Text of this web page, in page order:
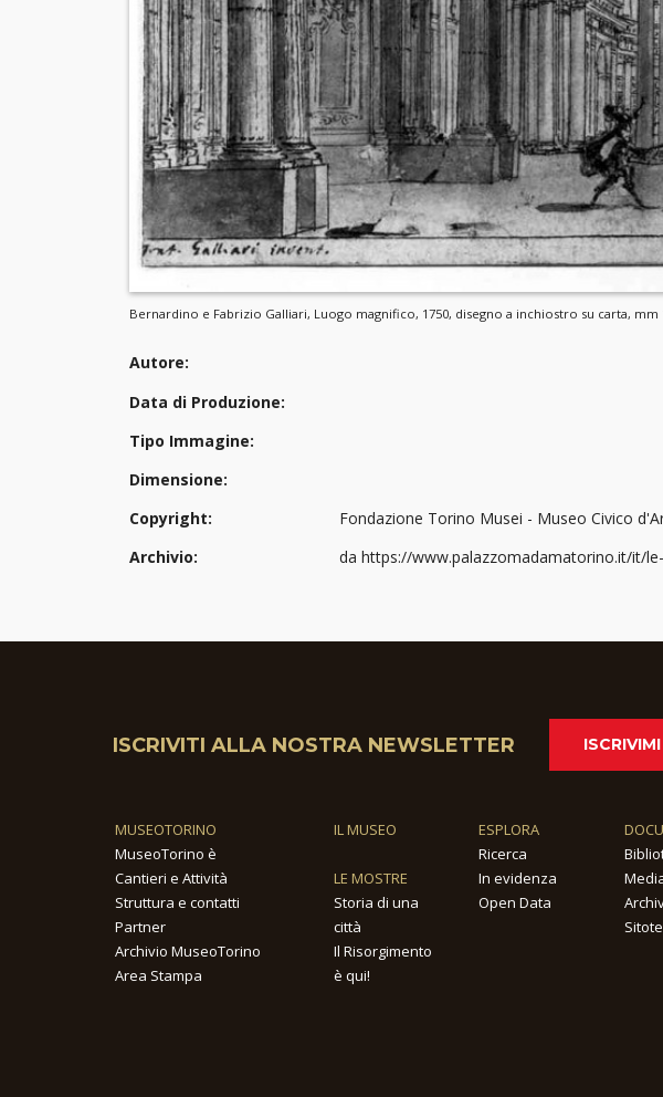
Bernardino e Fabrizio Galliari, Luogo magnifico, 1750, disegno a inchiostro su carta, mm
Autore:
Data di Produzione:
Tipo Immagine:
Dimensione:
Copyright:
Fondazione Torino Musei - Museo Civico
Archivio:
da https://www.palazzomadamatorino.it/it/
ISCRIVITI ALLA NOSTRA NEWSLETTER ISCRIVIMI
MUSEOTORINO
MuseoTorino è
Cantieri e Attività
Struttura e contatti
Partner
Archivio MuseoTorino
Area Stampa
IL MUSEO
LE MOSTRE
Storia di una
città
Il Risorgimento
è qui!
ESPLORA
Ricerca
In evidenza
Open Data